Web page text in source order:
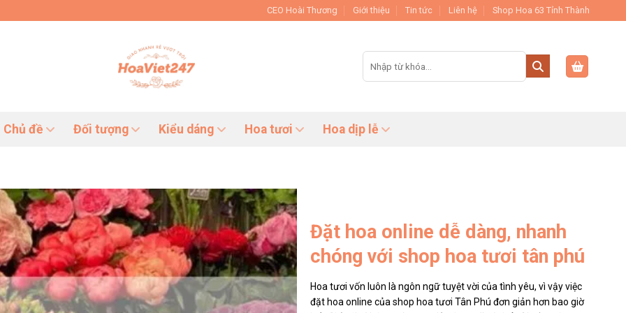
CEO Hoài Thương Giới thiệu Tin tức Liên hệ Shop Hoa 63 Tỉnh Thành
Tìm
kiếm:
Chủ đề Đối tượng Kiểu dáng Hoa tươi Hoa dịp lễ
Đặt hoa online dễ dàng, nhanh
chóng với shop hoa tươi tân phú
Hoa tươi vốn luôn là ngôn ngữ tuyệt vời của tình yêu, vì vậy việc
đặt hoa online của shop hoa tươi Tân Phú đơn giản hơn bao giờ